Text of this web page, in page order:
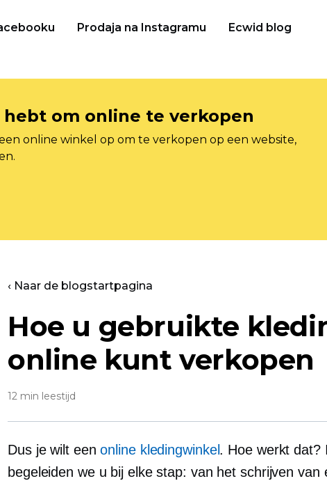
Prodaja na Instagramu Ecwid blog
om online te verkopen
online winkel op om te verkopen op een website,
‹ Naar de blogstartpagina
Hoe u gebruikte
online kunt verkopen
12 min leestijd
Dus je wilt eenonline kledingwinkel. Hoe werkt dat?
begeleiden we u bij elke stap: van het schrijven van